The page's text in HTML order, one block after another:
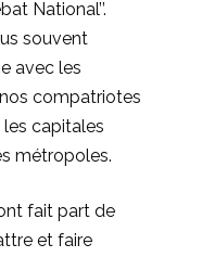
National’’.
souvent
avec les
compatriotes
les capitales
métropoles.
fait part de
et faire